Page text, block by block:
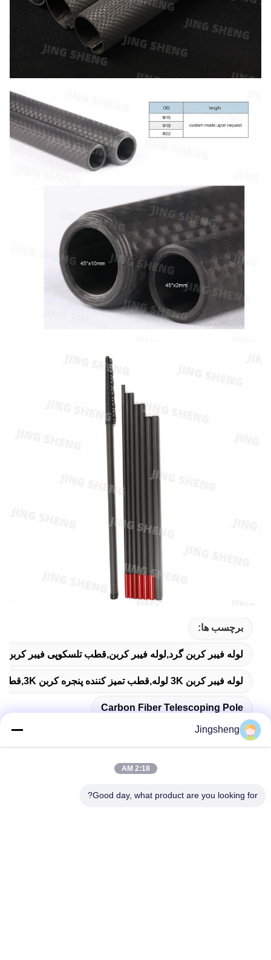
برچسب ها:
لوله فیبر کربن گرد,لوله فیبر کربن,قطب تلسکوپی فیبر کربن
لوله فیبر کربن 3K لوله,قطب تمیز کننده پنجره کربن 3K,قطب تمیز کننده پنجره با مدول کاربن بالا
Carbon Fiber Telescoping Pole
Jingsheng
2:18 AM
Good day, what product are you looking for?